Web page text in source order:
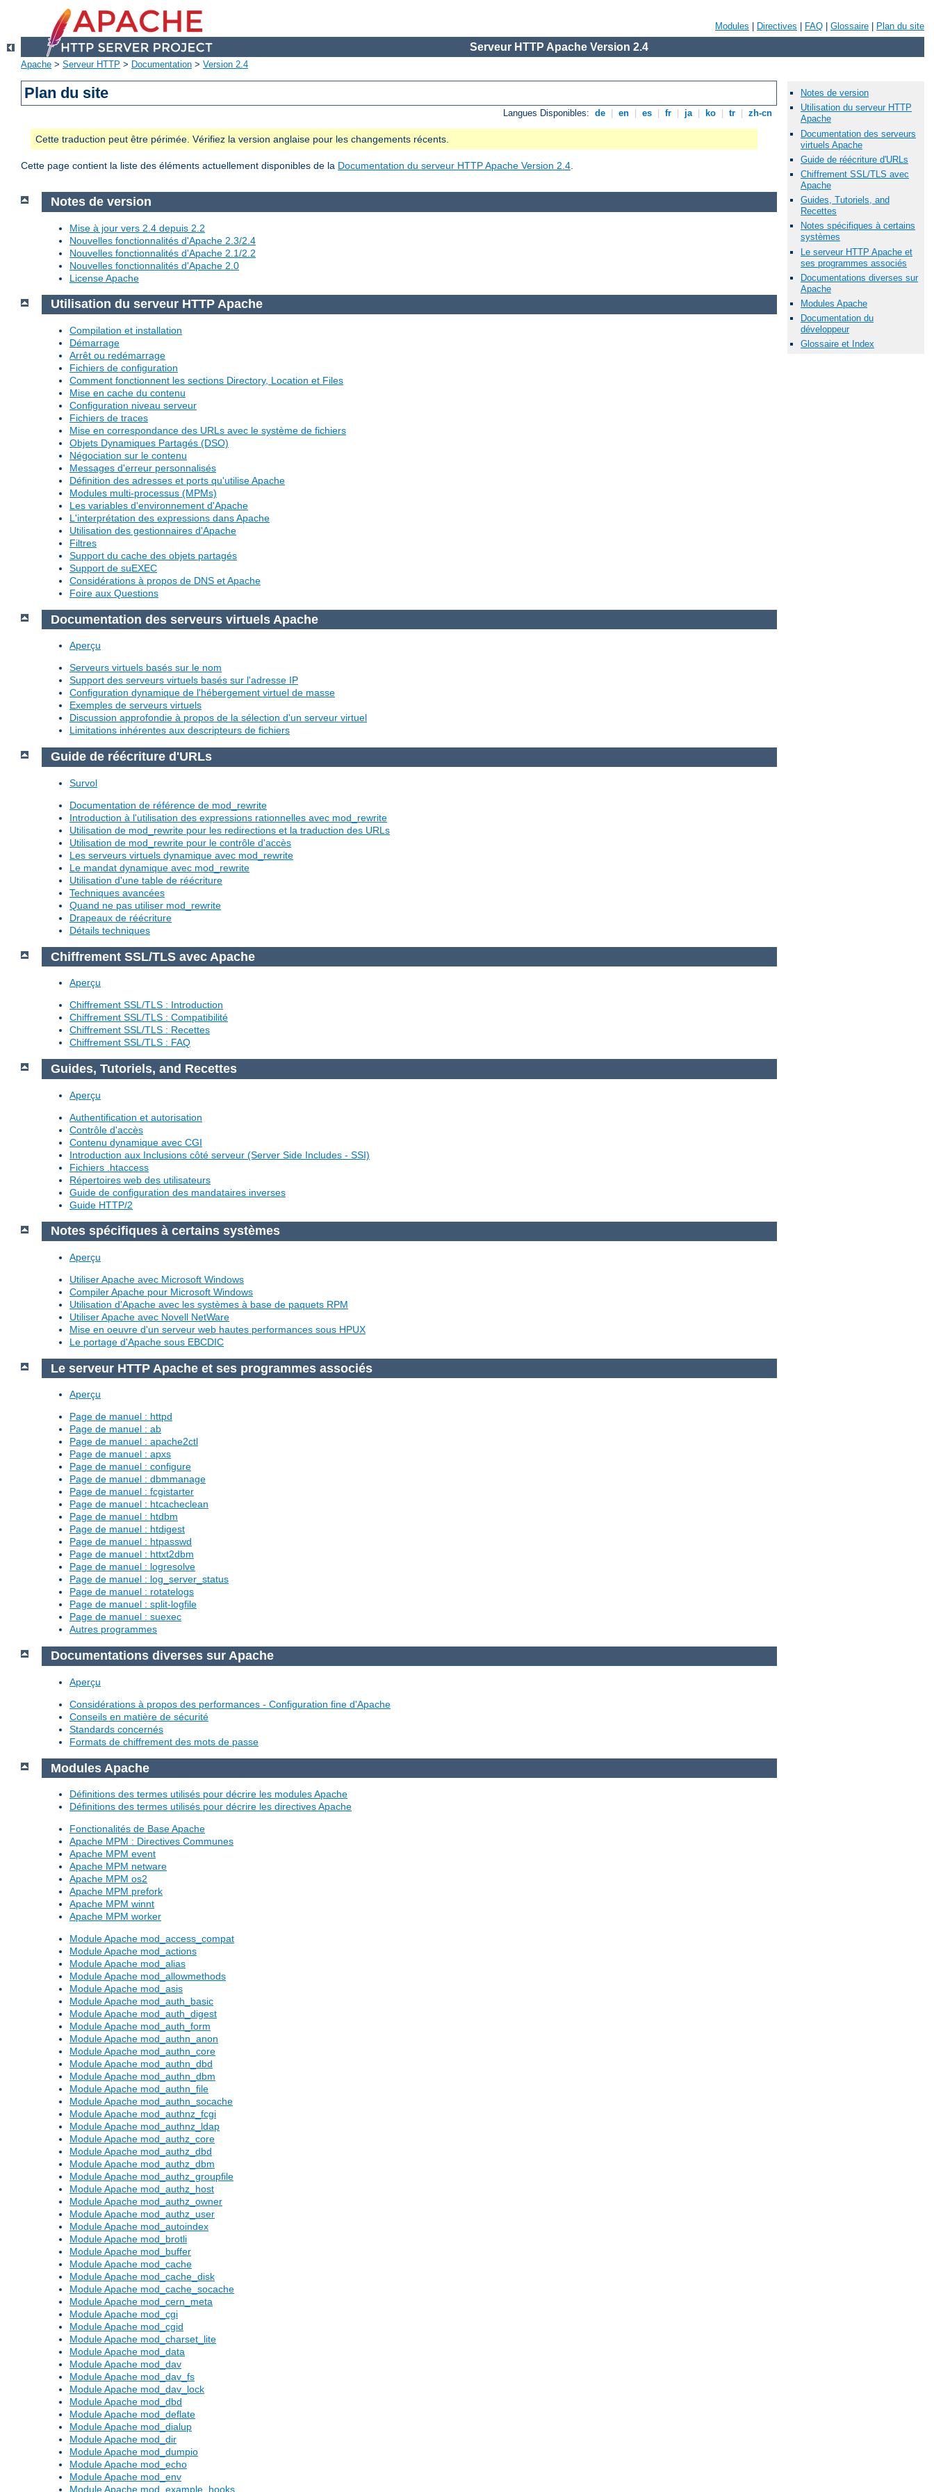
Modules Directives FAQ Glossaire Plan du site
Serveur HTTP Apache Version 2.4
Apache > Serveur HTTP > Documentation > Version 2.4
Plan du site
Langues Disponibles: de en es fr ja ko tr zh-cn
Cette traduction peut être périmée. Vérifiez la version anglaise pour les changements récents.
Cette page contient la liste des éléments actuellement disponibles de la Documentation du serveur HTTP Apache Version 2.4.
Notes de version
Utilisation du serveur HTTP
Apache
Documentation des serveurs
virtuels Apache
Guide de réécriture d'URLs
Chiffrement SSL/TLS avec
Apache
Guides, Tutoriels, and
Recettes
Notes spécifiques à certains
systèmes
Le serveur HTTP Apache et
ses programmes associés
Documentations diverses sur
Apache
Modules Apache
Documentation du
développeur
Glossaire et Index
Notes de version
Mise à jour vers 2.4 depuis 2.2
Nouvelles fonctionnalités d'Apache 2.3/2.4
Nouvelles fonctionnalités d'Apache 2.1/2.2
Nouvelles fonctionnalités d'Apache 2.0
License Apache
Utilisation du serveur HTTP Apache
Compilation et installation
Démarrage
Arrêt ou redémarrage
Fichiers de configuration
Comment fonctionnent les sections Directory, Location et Files
Mise en cache du contenu
Configuration niveau serveur
Fichiers de traces
Mise en correspondance des URLs avec le système de fichiers
Objets Dynamiques Partagés (DSO)
Négociation sur le contenu
Messages d'erreur personnalisés
Définition des adresses et ports qu'utilise Apache
Modules multi-processus (MPMs)
Les variables d'environnement d'Apache
L'interprétation des expressions dans Apache
Utilisation des gestionnaires d'Apache
Filtres
Support du cache des objets partagés
Support de suEXEC
Considérations à propos de DNS et Apache
Foire aux Questions
Documentation des serveurs virtuels Apache
Aperçu
Serveurs virtuels basés sur le nom
Support des serveurs virtuels basés sur l'adresse IP
Configuration dynamique de l'hébergement virtuel de masse
Exemples de serveurs virtuels
Discussion approfondie à propos de la sélection d'un serveur virtuel
Limitations inhérentes aux descripteurs de fichiers
Guide de réécriture d'URLs
Survol
Documentation de référence de mod_rewrite
Introduction à l'utilisation des expressions rationnelles avec mod_rewrite
Utilisation de mod_rewrite pour les redirections et la traduction des URLs
Utilisation de mod_rewrite pour le contrôle d'accès
Les serveurs virtuels dynamique avec mod_rewrite
Le mandat dynamique avec mod_rewrite
Utilisation d'une table de réécriture
Techniques avancées
Quand ne pas utiliser mod_rewrite
Drapeaux de réécriture
Détails techniques
Chiffrement SSL/TLS avec Apache
Aperçu
Chiffrement SSL/TLS : Introduction
Chiffrement SSL/TLS : Compatibilité
Chiffrement SSL/TLS : Recettes
Chiffrement SSL/TLS : FAQ
Guides, Tutoriels, and Recettes
Aperçu
Authentification et autorisation
Contrôle d'accès
Contenu dynamique avec CGI
Introduction aux Inclusions côté serveur (Server Side Includes - SSI)
Fichiers .htaccess
Répertoires web des utilisateurs
Guide de configuration des mandataires inverses
Guide HTTP/2
Notes spécifiques à certains systèmes
Aperçu
Utiliser Apache avec Microsoft Windows
Compiler Apache pour Microsoft Windows
Utilisation d'Apache avec les systèmes à base de paquets RPM
Utiliser Apache avec Novell NetWare
Mise en oeuvre d'un serveur web hautes performances sous HPUX
Le portage d'Apache sous EBCDIC
Le serveur HTTP Apache et ses programmes associés
Aperçu
Page de manuel : httpd
Page de manuel : ab
Page de manuel : apache2ctl
Page de manuel : apxs
Page de manuel : configure
Page de manuel : dbmmanage
Page de manuel : fcgistarter
Page de manuel : htcacheclean
Page de manuel : htdbm
Page de manuel : htdigest
Page de manuel : htpasswd
Page de manuel : httxt2dbm
Page de manuel : logresolve
Page de manuel : log_server_status
Page de manuel : rotatelogs
Page de manuel : split-logfile
Page de manuel : suexec
Autres programmes
Documentations diverses sur Apache
Aperçu
Considérations à propos des performances - Configuration fine d'Apache
Conseils en matière de sécurité
Standards concernés
Formats de chiffrement des mots de passe
Modules Apache
Définitions des termes utilisés pour décrire les modules Apache
Définitions des termes utilisés pour décrire les directives Apache
Fonctionalités de Base Apache
Apache MPM : Directives Communes
Apache MPM event
Apache MPM netware
Apache MPM os2
Apache MPM prefork
Apache MPM winnt
Apache MPM worker
Module Apache mod_access_compat
Module Apache mod_actions
Module Apache mod_alias
Module Apache mod_allowmethods
Module Apache mod_asis
Module Apache mod_auth_basic
Module Apache mod_auth_digest
Module Apache mod_auth_form
Module Apache mod_authn_anon
Module Apache mod_authn_core
Module Apache mod_authn_dbd
Module Apache mod_authn_dbm
Module Apache mod_authn_file
Module Apache mod_authn_socache
Module Apache mod_authnz_fcgi
Module Apache mod_authnz_ldap
Module Apache mod_authz_core
Module Apache mod_authz_dbd
Module Apache mod_authz_dbm
Module Apache mod_authz_groupfile
Module Apache mod_authz_host
Module Apache mod_authz_owner
Module Apache mod_authz_user
Module Apache mod_autoindex
Module Apache mod_brotli
Module Apache mod_buffer
Module Apache mod_cache
Module Apache mod_cache_disk
Module Apache mod_cache_socache
Module Apache mod_cern_meta
Module Apache mod_cgi
Module Apache mod_cgid
Module Apache mod_charset_lite
Module Apache mod_data
Module Apache mod_dav
Module Apache mod_dav_fs
Module Apache mod_dav_lock
Module Apache mod_dbd
Module Apache mod_deflate
Module Apache mod_dialup
Module Apache mod_dir
Module Apache mod_dumpio
Module Apache mod_echo
Module Apache mod_env
Module Apache mod_example_hooks